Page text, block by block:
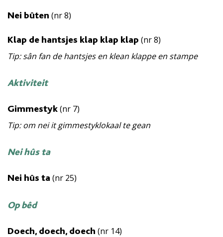
Nei bûten (nr 8)
Klap de hantsjes klap klap klap (nr 8)
Tip: sân fan de hantsjes en klean klappe en stampe
Aktiviteit
Gimmestyk (nr 7)
Tip: om nei it gimmestyklokaal te gean
Nei hûs ta
Nei hûs ta (nr 25)
Op bêd
Doech, doech, doech (nr 14)